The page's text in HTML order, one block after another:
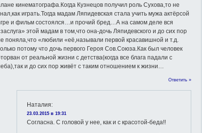
кинематографа.Когда Кузнецов получил роль Сухова,то не
играть.Тогда мадам Ляпидевская стала учить мужа актёрсой
и фильм состоялся…и прочий бред…А на самом деле вся
этой мадам в том,что она-дочь Ляпидевского и до сих пор
поняла,что «любили «её,называли первой красавишной и т.д.
потому что дочь первого Героя Сов.Союза.Как был человек
от реальной жизни с детства(когда все блага падали с
и до сих пор живёт с таким отношением к жизни…
Ответить »
Наталия:
23.03.2015 в 19:31
Согласна. С головой у нее, как и с красотой-беда!!